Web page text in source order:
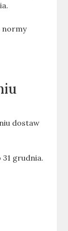
normy
dostaw
grudnia.